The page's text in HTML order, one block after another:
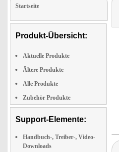
Startseite
Produkt-Übersicht:
Aktuelle Produkte
Ältere Produkte
Alle Produkte
Zubehör Produkte
Support-Elemente:
Handbuch-, Treiber-, Video-
Downloads